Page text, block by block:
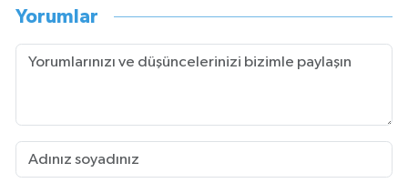
Yorumlar